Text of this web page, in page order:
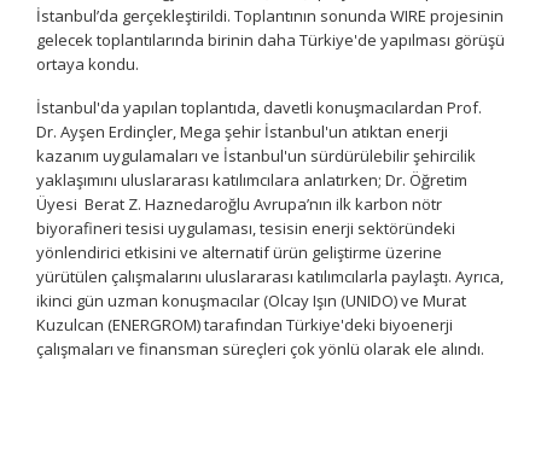
İstanbul’da gerçekleştirildi. Toplantının sonunda WIRE projesinin
gelecek toplantılarında birinin daha Türkiye'de yapılması görüşü
ortaya kondu.
İstanbul'da yapılan toplantıda, davetli konuşmacılardan Prof.
Dr. Ayşen Erdinçler, Mega şehir İstanbul'un atıktan enerji
kazanım uygulamaları ve İstanbul'un sürdürülebilir şehircilik
yaklaşımını uluslararası katılımcılara anlatırken; Dr. Öğretim
Üyesi Berat Z. Haznedaroğlu Avrupa’nın ilk karbon nötr
biyorafineri tesisi uygulaması, tesisin enerji sektöründeki
yönlendirici etkisini ve alternatif ürün geliştirme üzerine
yürütülen çalışmalarını uluslararası katılımcılarla paylaştı. Ayrıca,
ikinci gün uzman konuşmacılar (Olcay Işın (UNIDO) ve Murat
Kuzulcan (ENERGROM) tarafından Türkiye'deki biyoenerji
çalışmaları ve finansman süreçleri çok yönlü olarak ele alındı.